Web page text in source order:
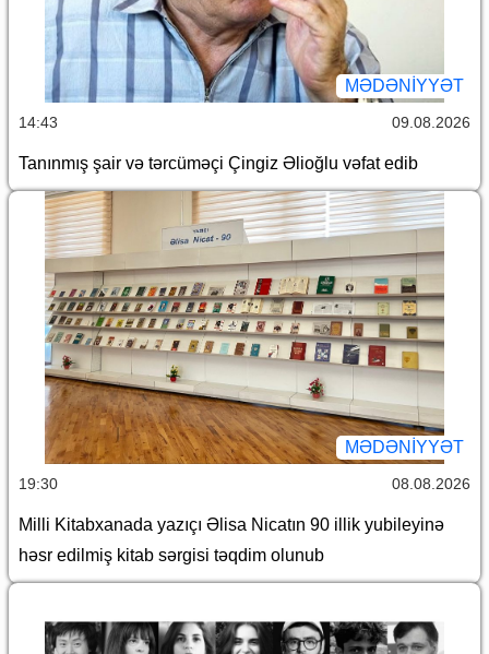
MƏDƏNIYYƏT
14:43 09.08.2026
Tanınmış şair və tərcüməçi Çingiz Əlioğlu vəfat edib
MƏDƏNIYYƏT
19:30 08.08.2026
Milli Kitabxanada yazıçı Əlisa Nicatın 90 illik yubileyinə
həsr edilmiş kitab sərgisi təqdim olunub